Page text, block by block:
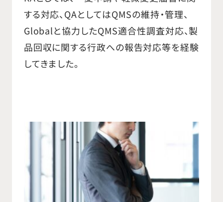
する対応、QAとしてはQMSの維持・管理、
Globalと協力したQMS適合性調査対応、製
品回収に関する行政への報告対応等を経験
してきました。